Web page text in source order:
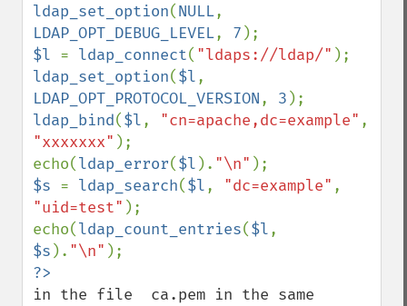
ldap_set_option(NULL
LDAP_OPT_DEBUG_LEVEL, 7
$l = ldap_connect( "ldaps://ldap/"
ldap_set_option($l
LDAP_OPT_PROTOCOL_VERSION, 3
ldap_bind($l, "cn=apache,dc=example"
"xxxxxxx" );
echo(ldap_error($l ). "\n"
$s = ldap_search($l, "dc=example"
"uid=test" );
echo(ldap_count_entries($l
$s ). "\n"
in the file  ca.pem in the same